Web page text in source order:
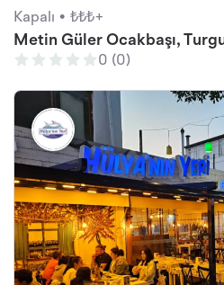
Kapalı • ₺₺₺+
Metin Güler Ocakbaşı,
0 (0)